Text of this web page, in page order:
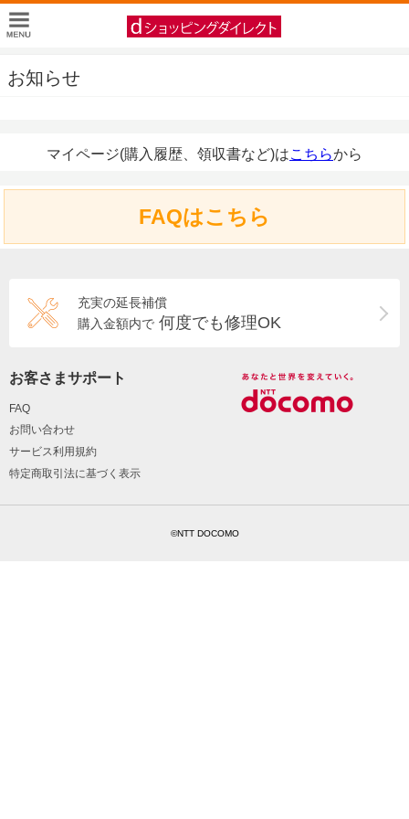
お知らせ
マイページ(購入履歴、領収書など)はこちらから
FAQはこちら
充実の延長補償
購入金額内で 何度でも修理OK
お客さまサポート
FAQ
お問い合わせ
サービス利用規約
特定商取引法に基づく表示
©NTT DOCOMO